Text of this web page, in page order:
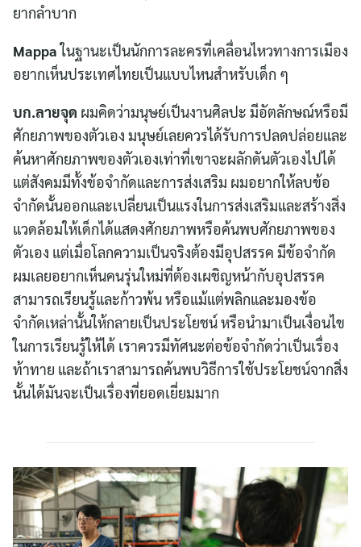
ยากลำบาก
Mappaในฐานะเป็นนักการละครที่เคลื่อนไหวทางการเมือง
อยากเห็นประเทศไทยเป็นแบบไหนสำหรับเด็ก ๆ
บก.ลายจุด ผมคิดว่ามนุษย์เป็นงานศิลปะ มีอัตลักษณ์หรือมี
ศักยภาพของตัวเอง มนุษย์เลยควรได้รับการปลดปล่อยและ
ค้นหาศักยภาพของตัวเองเท่าที่เขาจะผลักดันตัวเองไปได้
แต่สังคมมีทั้งข้อจำกัดและการส่งเสริม ผมอยากให้ลบข้อ
จำกัดนั้นออกและเปลี่ยนเป็นแรงในการส่งเสริมและสร้างสิ่ง
แวดล้อมให้เด็กได้แสดงศักยภาพหรือค้นพบศักยภาพของ
ตัวเอง แต่เมื่อโลกความเป็นจริงต้องมีอุปสรรค มีข้อจำกัด
ผมเลยอยากเห็นคนรุ่นใหม่ที่ต้องเผชิญหน้ากับอุปสรรค
สามารถเรียนรู้และก้าวพ้น หรือแม้แต่พลิกและมองข้อ
จำกัดเหล่านั้นให้กลายเป็นประโยชน์ หรือนำมาเป็นเงื่อนไข
ในการเรียนรู้ให้ได้ เราควรมีทัศนะต่อข้อจำกัดว่าเป็นเรื่อง
ท้าทาย และถ้าเราสามารถค้นพบวิธีการใช้ประโยชน์จากสิ่ง
นั้นได้มันจะเป็นเรื่องที่ยอดเยี่ยมมาก